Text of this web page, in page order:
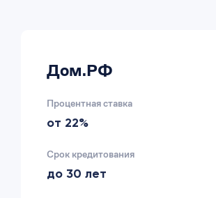
Дом.РФ
Процентная ставка
от 22%
Срок кредитования
до 30 лет